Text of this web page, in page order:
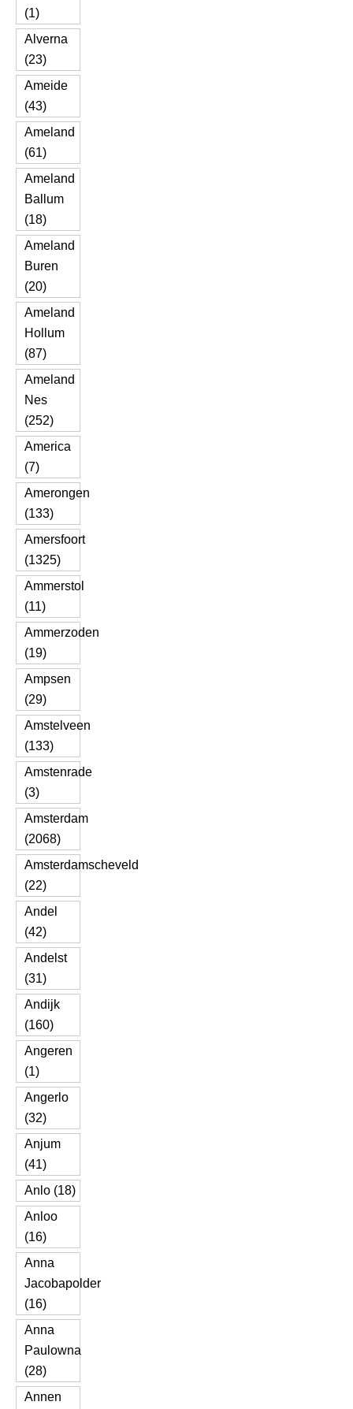
(1)
Alverna
(23)
Ameide
(43)
Ameland
(61)
Ameland
Ballum
(18)
Ameland
Buren
(20)
Ameland
Hollum
(87)
Ameland
Nes
(252)
America
(7)
Amerongen
(133)
Amersfoort
(1325)
Ammerstol
(11)
Ammerzoden
(19)
Ampsen
(29)
Amstelveen
(133)
Amstenrade
(3)
Amsterdam
(2068)
Amsterdamscheveld
(22)
Andel
(42)
Andelst
(31)
Andijk
(160)
Angeren
(1)
Angerlo
(32)
Anjum
(41)
Anlo (18)
Anloo
(16)
Anna
Jacobapolder
(16)
Anna
Paulowna
(28)
Annen